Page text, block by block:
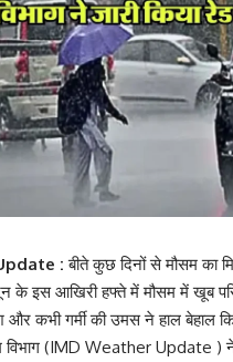
:बीते कुछ दिनों से मौसम का
के इस आखिरी हफ्ते में मौसम में खूब
और कभी गर्मी की उमस ने हाल बेहाल
विभाग (IMD Weather Update )